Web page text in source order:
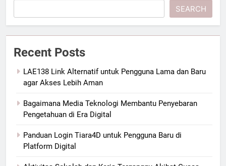
SEARCH
Recent Posts
LAE138 Link Alternatif untuk Pengguna Lama dan Baru
agar Akses Lebih Aman
Bagaimana Media Teknologi Membantu Penyebaran
Pengetahuan di Era Digital
Panduan Login Tiara4D untuk Pengguna Baru di
Platform Digital